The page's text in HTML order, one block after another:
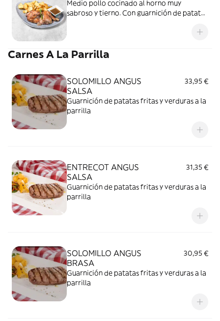
Medio pollo cocinado al horno muy
sabroso y tierno. Con guarnición de patatas
Carnes A La Parrilla
SOLOMILLO ANGUS
SALSA
33,95 €
Guarnición de patatas fritas y verduras a la
parrilla
ENTRECOT ANGUS
SALSA
31,35 €
Guarnición de patatas fritas y verduras a la
parrilla
SOLOMILLO ANGUS
BRASA
30,95 €
Guarnición de patatas fritas y verduras a la
parrilla